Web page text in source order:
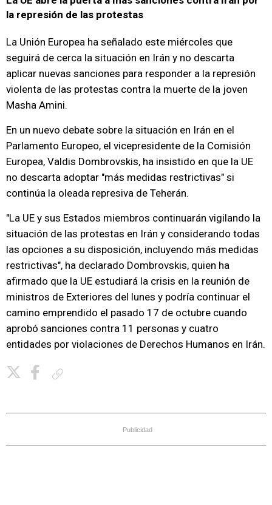
la represión de las protestas
La Unión Europea ha señalado este miércoles que
seguirá de cerca la situación en Irán y no descarta
aplicar nuevas sanciones para responder a la represión
violenta de las protestas contra la muerte de la joven
Masha Amini.
En un nuevo debate sobre la situación en Irán en el
Parlamento Europeo, el vicepresidente de la Comisión
Europea, Valdis Dombrovskis, ha insistido en que la UE
no descarta adoptar "más medidas restrictivas" si
continúa la oleada represiva de Teherán.
"La UE y sus Estados miembros continuarán vigilando la
situación de las protestas en Irán y considerando todas
las opciones a su disposición, incluyendo más medidas
restrictivas", ha declarado Dombrovskis, quien ha
afirmado que la UE estudiará la crisis en la reunión de
ministros de Exteriores del lunes y podría continuar el
camino emprendido el pasado 17 de octubre cuando
aprobó sanciones contra 11 personas y cuatro
entidades por violaciones de Derechos Humanos en Irán.
Publicidad